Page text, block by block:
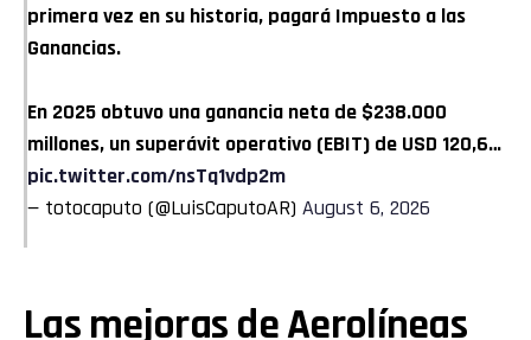
primera vez en su historia, pagará Impuesto a las
Ganancias.
En 2025 obtuvo una ganancia neta de $238.000
millones, un superávit operativo (EBIT) de USD 120,6…
pic.twitter.com/nsTq1vdp2m
— totocaputo (@LuisCaputoAR) August 6, 2026
Las mejoras de Aerolíneas